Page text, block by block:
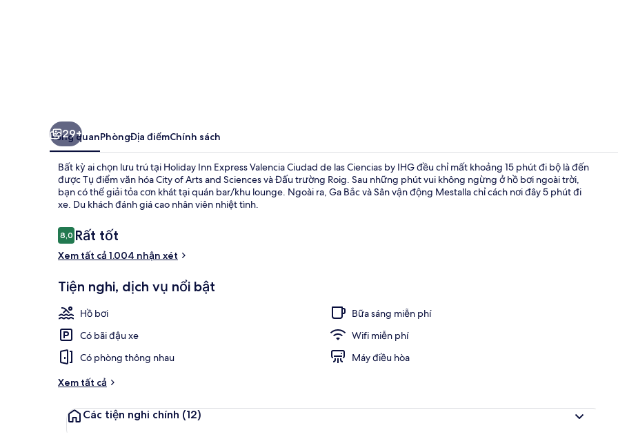
29+
Tổng quanPhòngĐịa điểmChính sách
Bất kỳ ai chọn lưu trú tại Holiday Inn Express Valencia Ciudad de las Ciencias by IHG đều chỉ mất khoảng 15 phút đi bộ là đến
được Tụ điểm văn hóa City of Arts and Sciences và Đấu trường Roig. Sau những phút vui không ngừng ở hồ bơi ngoài trời,
bạn có thể giải tỏa cơn khát tại quán bar/khu lounge. Ngoài ra, Ga Bắc và Sân vận động Mestalla chỉ cách nơi đây 5 phút đi
xe. Du khách đánh giá cao nhân viên nhiệt tình.
Nhận
xét
8,08,0 trên 10,
Rất tốt
Xem tất cả 1.004 nhận xét
Tiện nghi, dịch vụ nổi bật
Hồ bơi
Bữa sáng miễn phí
Có bãi đậu xe
Wifi miễn phí
Có phòng thông nhau
Máy điều hòa
Xem tất cả
Các tiện nghi chính (12)